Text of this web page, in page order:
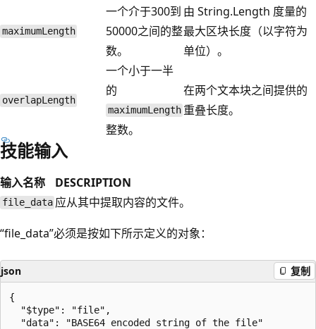
maximumLength
一个介于300到
50000之间的整
数。
由 String.Length 度量的
最大区块长度（以字符为
单位）。
overlapLength
一个小于一半
的
maximumLength
整数。
在两个文本块之间提供的
重叠长度。
技能输入
输入名称 DESCRIPTION
file_data 应从其中提取内容的文件。
“file_data”必须是按如下所示定义的对象：
json 复制
{
  "$type": "file",
  "data": "BASE64 encoded string of the file"